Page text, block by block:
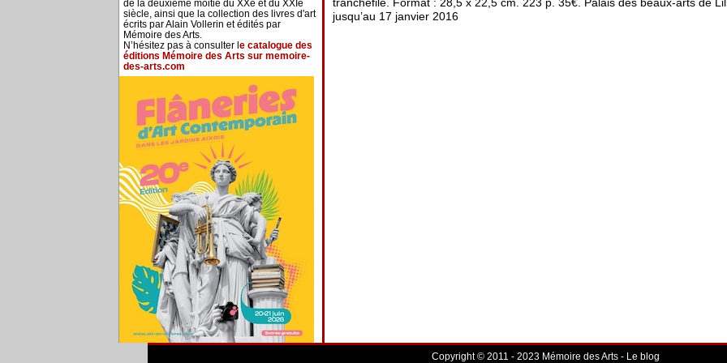
de la deuxième moitié du XXe et du XXIe
siècle, ainsi que la collection des livres d'art
écrits par Alain Vollerin et édités par
Mémoire des Arts.
N’hésitez pas à consulter l e catalogue des
éditions Mémoire des Arts sur memoire-
des-arts.com
jusqu’au 17 janvier 2016
Copyright © 2011 - 2023 Mémoire des Arts - Le blog